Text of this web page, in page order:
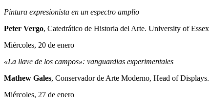
Pintura expresionista en un espectro amplio
Peter Vergo, Catedrático de Historia del Arte. University of Essex
Miércoles, 20 de enero
«La llave de los campos»: vanguardias experimentales
Mathew Gales, Conservador de Arte Moderno, Head of
Miércoles, 27 de enero